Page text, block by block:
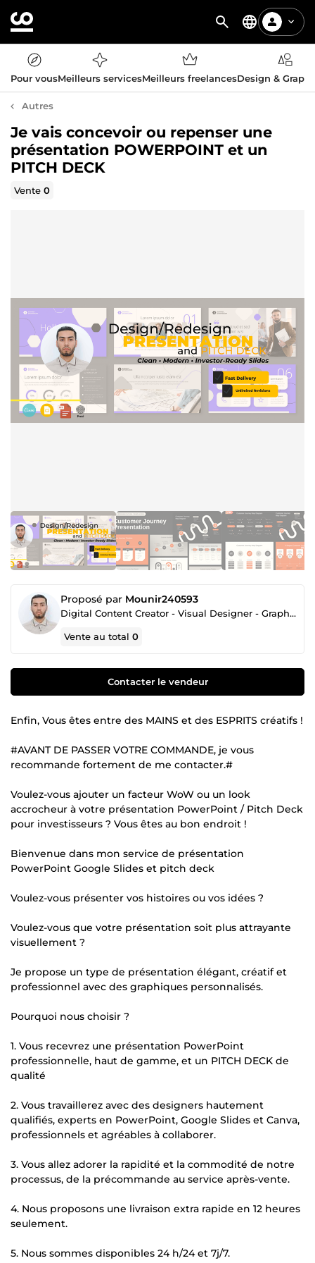
Pour vousMeilleurs servicesMeilleurs freelancesDesign &
Autres
Je vais concevoir ou repenser une
présentation POWERPOINT et un
PITCH DECK
Vente0
Proposé par Mounir240593
Digital Content Creator - Visual Designer - Graphic Designer
Vente au total0
Contacter le vendeur
Enfin, Vous êtes entre des MAINS et des ESPRITS créatifs !
#AVANT DE PASSER VOTRE COMMANDE, je vous
recommande fortement de me contacter.#
Voulez-vous ajouter un facteur WoW ou un look
accrocheur à votre présentation PowerPoint / Pitch Deck
pour investisseurs ? Vous êtes au bon endroit !
Bienvenue dans mon service de présentation
PowerPoint Google Slides et pitch deck
Voulez-vous présenter vos histoires ou vos idées ?
Voulez-vous que votre présentation soit plus attrayante
visuellement ?
Je propose un type de présentation élégant, créatif et
professionnel avec des graphiques personnalisés.
Pourquoi nous choisir ?
1. Vous recevrez une présentation PowerPoint
professionnelle, haut de gamme, et un PITCH DECK de
qualité
2. Vous travaillerez avec des designers hautement
qualifiés, experts en PowerPoint, Google Slides et Canva,
professionnels et agréables à collaborer.
3. Vous allez adorer la rapidité et la commodité de notre
processus, de la précommande au service après-vente.
4. Nous proposons une livraison extra rapide en 12 heures
seulement.
5. Nous sommes disponibles 24 h/24 et 7j/7.